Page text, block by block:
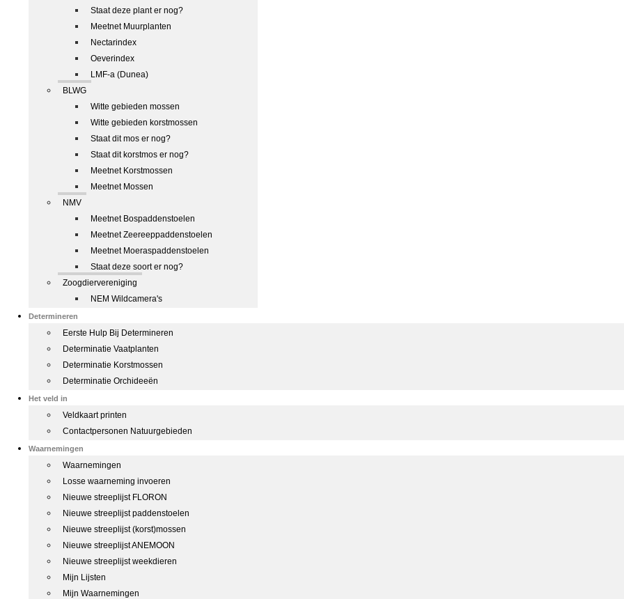
Staat deze plant er nog?
Meetnet Muurplanten
Nectarindex
Oeverindex
LMF-a (Dunea)
BLWG
Witte gebieden mossen
Witte gebieden korstmossen
Staat dit mos er nog?
Staat dit korstmos er nog?
Meetnet Korstmossen
Meetnet Mossen
NMV
Meetnet Bospaddenstoelen
Meetnet Zeereeppaddenstoelen
Meetnet Moeraspaddenstoelen
Staat deze soort er nog?
Zoogdiervereniging
NEM Wildcamera's
Determineren
Eerste Hulp Bij Determineren
Determinatie Vaatplanten
Determinatie Korstmossen
Determinatie Orchideeën
Het veld in
Veldkaart printen
Contactpersonen Natuurgebieden
Waarnemingen
Waarnemingen
Losse waarneming invoeren
Nieuwe streeplijst FLORON
Nieuwe streeplijst paddenstoelen
Nieuwe streeplijst (korst)mossen
Nieuwe streeplijst ANEMOON
Nieuwe streeplijst weekdieren
Mijn Lijsten
Mijn Waarnemingen